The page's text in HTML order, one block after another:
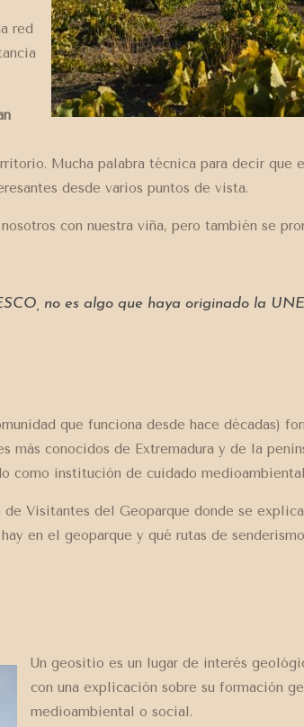
red
Mucha palabra técnica para decir que
desde varios puntos de vista.
con nuestra viña, pero también se
no es algo que haya originado la
que funciona desde hace décadas)
más conocidos de Extremadura y de la
como institución de cuidado
Visitantes del Geoparque donde se
en el geoparque y qué rutas de
Un geositio es un lugar de interés
con una explicación sobre su formación
medioambiental o social.